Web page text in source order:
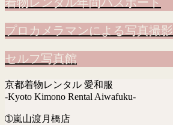
プロカメラマンによる写真撮影
セルフ写真館
京都着物レンタル 愛和服
-Kyoto Kimono Rental Aiwafuku-
➀嵐山渡月橋店